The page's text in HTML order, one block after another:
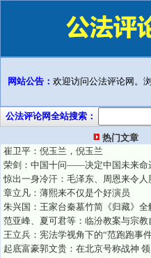
网站公告： 欢迎访问公法评论网。
公法评论网全站搜索：
热门文章
崔卫平：倪玉兰，倪玉兰
荣剑：中国十问——决定中国未来命
惊出一身冷汗：毛泽东、周恩来令人
章立凡：薄熙来不仅是个好演员
朱兴国：王家台秦墓竹简《归藏》全
范亚峰、夏可君等：临汾教案与宗
王立兵：宪法学视角下的“范跑跑事
起底富豪郭文贵：在北京号称战神